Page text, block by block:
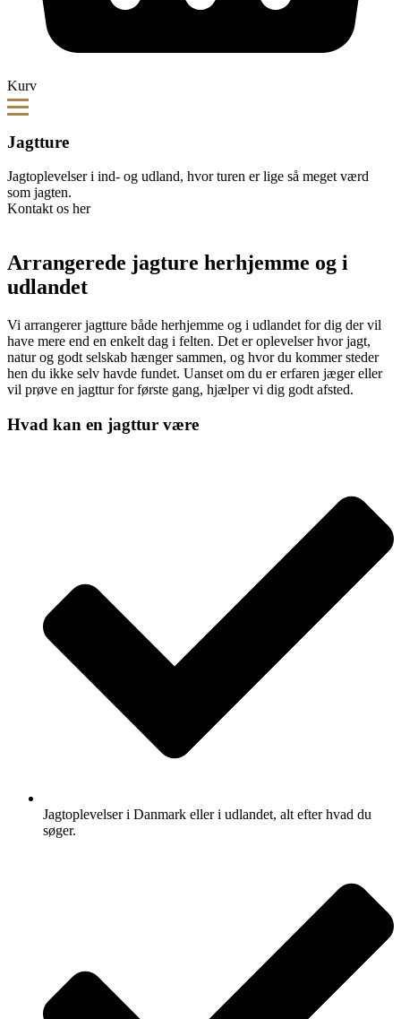
Kurv
Jagtture
Jagtoplevelser i ind- og udland, hvor turen er lige så meget værd
som jagten.
Kontakt os her
Arrangerede jagture herhjemme og i
udlandet
Vi arrangerer jagtture både herhjemme og i udlandet for dig der vil
have mere end en enkelt dag i felten. Det er oplevelser hvor jagt,
natur og godt selskab hænger sammen, og hvor du kommer steder
hen du ikke selv havde fundet. Uanset om du er erfaren jæger eller
vil prøve en jagttur for første gang, hjælper vi dig godt afsted.
Hvad kan en jagttur være
Jagtoplevelser i Danmark eller i udlandet, alt efter hvad du
søger.